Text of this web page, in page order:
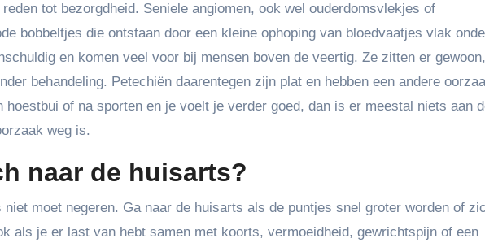
tot bezorgdheid. Seniele angiomen, ook wel ouderdomsvlekjes of
bobbeltjes die ontstaan door een kleine ophoping van bloedvaatjes vlak
en komen veel voor bij mensen boven de veertig. Ze zitten er gewoon,
behandeling. Petechiën daarentegen zijn plat en hebben een andere
of na sporten en je voelt je verder goed, dan is er meestal niets aan
weg is.
naar de huisarts?
moet negeren. Ga naar de huisarts als de puntjes snel groter worden of
als je er last van hebt samen met koorts, vermoeidheid, gewrichtspijn of een